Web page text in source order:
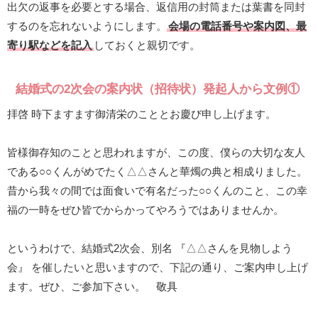
出欠の返事を必要とする場合、返信用の封筒または葉書を同封
するのを忘れないようにします。
会場の電話番号や案内図、最
寄り駅などを記入しておくと親切です。
結婚式の2次会の案内状（招待状）発起人から文例①
拝啓 時下ますます御清栄のこととお慶び申し上げます。
皆様御存知のことと思われますが、この度、僕らの大切な友人
である○○くんがめでたく△△さんと華燭の典と相成りました。
昔から我々の間では面食いで有名だった○○くんのこと、この幸
福の一時をぜひ皆でからかってやろうではありませんか。
というわけで、結婚式2次会、別名 『△△さんを見物しよう
会』 を催したいと思いますので、下記の通り、ご案内申し上げ
ます。ぜひ、ご参加下さい。 敬具